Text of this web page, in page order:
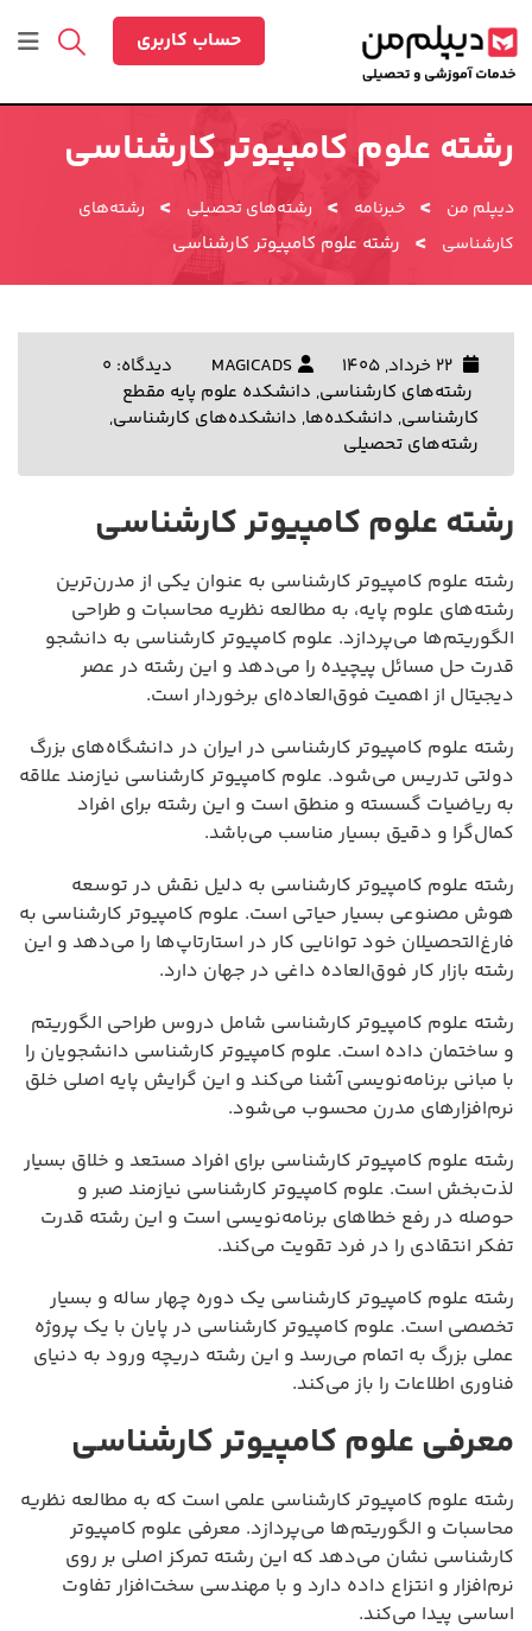
به
محتوا
حساب کاربری
رشته علوم کامپیوتر کارشناسی
دیپلم من > خبرنامه > رشته‌های تحصیلی >
رشته‌های
کارشناسی
> رشته علوم کامپیوتر کارشناسی
MAGICADS
دیدگاه: 0
رشته‌های کارشناسی, دانشکده علوم پایه مقطع
کارشناسی, دانشکده‌ها, دانشکده‌های کارشناسی,
رشته‌های تحصیلی
رشته علوم کامپیوتر کارشناسی
رشته علوم کامپیوتر کارشناسی به عنوان یکی از مدرن‌ترین
رشته‌های علوم پایه، به مطالعه نظریه محاسبات و طراحی
الگوریتم‌ها می‌پردازد. علوم کامپیوتر کارشناسی به دانشجو
قدرت حل مسائل پیچیده را می‌دهد و این رشته در عصر
دیجیتال از اهمیت فوق‌العاده‌ای برخوردار است.
رشته علوم کامپیوتر کارشناسی در ایران در دانشگاه‌های بزرگ
دولتی تدریس می‌شود. علوم کامپیوتر کارشناسی نیازمند علاقه
به ریاضیات گسسته و منطق است و این رشته برای افراد
کمال‌گرا و دقیق بسیار مناسب می‌باشد.
رشته علوم کامپیوتر کارشناسی به دلیل نقش در توسعه
هوش مصنوعی بسیار حیاتی است. علوم کامپیوتر کارشناسی به
فارغ‌التحصیلان خود توانایی کار در استارتاپ‌ها را می‌دهد و این
رشته بازار کار فوق‌العاده داغی در جهان دارد.
رشته علوم کامپیوتر کارشناسی شامل دروس طراحی الگوریتم
و ساختمان داده است. علوم کامپیوتر کارشناسی دانشجویان را
با مبانی برنامه‌نویسی آشنا می‌کند و این گرایش پایه اصلی خلق
نرم‌افزارهای مدرن محسوب می‌شود.
رشته علوم کامپیوتر کارشناسی برای افراد مستعد و خلاق بسیار
لذت‌بخش است. علوم کامپیوتر کارشناسی نیازمند صبر و
حوصله در رفع خطاهای برنامه‌نویسی است و این رشته قدرت
تفکر انتقادی را در فرد تقویت می‌کند.
رشته علوم کامپیوتر کارشناسی یک دوره چهار ساله و بسیار
تخصصی است. علوم کامپیوتر کارشناسی در پایان با یک پروژه
عملی بزرگ به اتمام می‌رسد و این رشته دریچه ورود به دنیای
فناوری اطلاعات را باز می‌کند.
معرفی علوم کامپیوتر کارشناسی
رشته علوم کامپیوتر کارشناسی علمی است که به مطالعه نظریه
محاسبات و الگوریتم‌ها می‌پردازد. معرفی علوم کامپیوتر
کارشناسی نشان می‌دهد که این رشته تمرکز اصلی بر روی
نرم‌افزار و انتزاع داده دارد و با مهندسی سخت‌افزار تفاوت
اساسی پیدا می‌کند.